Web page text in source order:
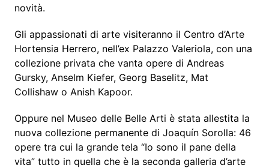
novità.
Gli appassionati di arte visiteranno il Centro d’Arte
Hortensia Herrero, nell’ex Palazzo Valeriola, con una
collezione privata che vanta opere di Andreas
Gursky, Anselm Kiefer, Georg Baselitz, Mat
Collishaw o Anish Kapoor.
Oppure nel Museo delle Belle Arti è stata allestita la
nuova collezione permanente di Joaquín Sorolla: 46
opere tra cui la grande tela “Io sono il pane della
vita” tutto in quella che è la seconda galleria d’arte